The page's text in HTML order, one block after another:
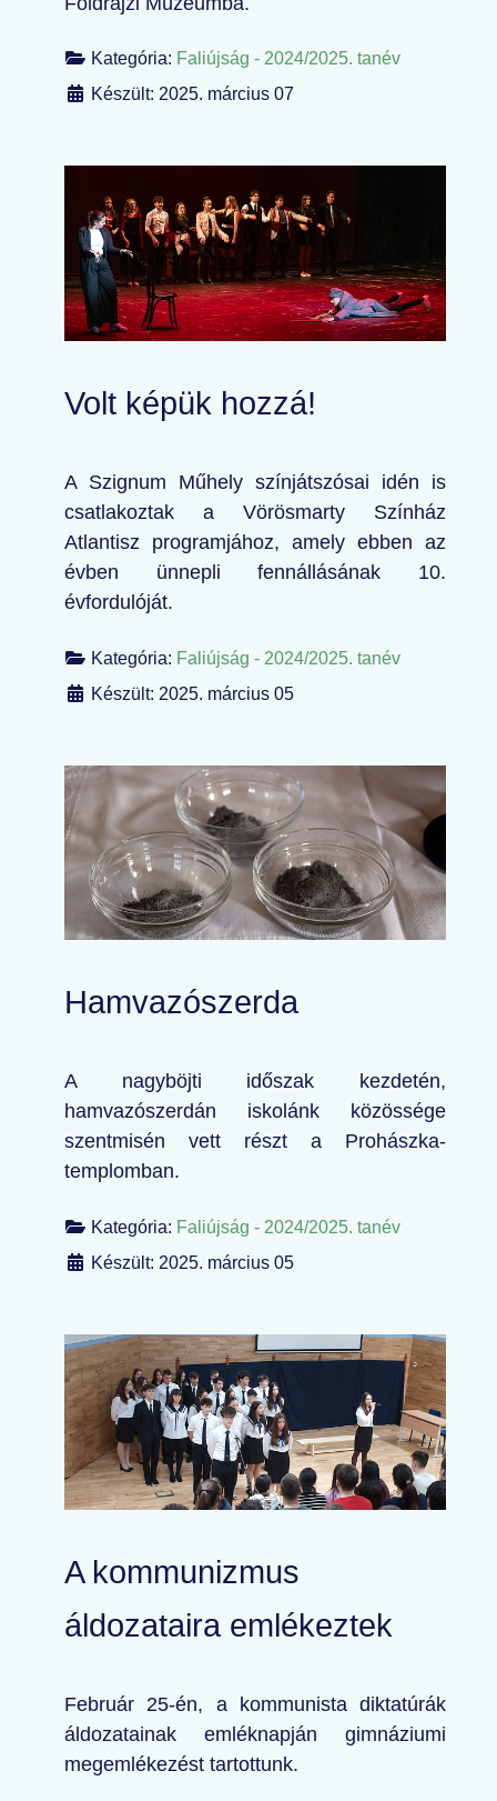
Kategória: Faliújság - 2024/2025. tanév
Készült: 2025. március 07
Volt képük hozzá!
A Szignum Műhely színjátszósai idén is
csatlakoztak a Vörösmarty Színház
Atlantisz programjához, amely ebben az
évben ünnepli fennállásának 10.
évfordulóját.
Kategória: Faliújság - 2024/2025. tanév
Készült: 2025. március 05
Hamvazószerda
A nagyböjti időszak kezdetén,
hamvazószerdán iskolánk közössége
szentmisén vett részt a Prohászka-
templomban.
Kategória: Faliújság - 2024/2025. tanév
Készült: 2025. március 05
A kommunizmus
áldozataira emlékeztek
Február 25-én, a kommunista diktatúrák
áldozatainak emléknapján gimnáziumi
megemlékezést tartottunk.